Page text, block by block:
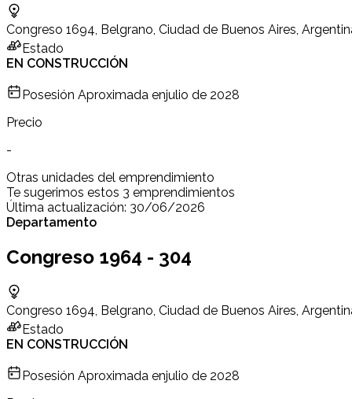
Congreso 1694, Belgrano, Ciudad de Buenos Aires,
Estado
EN CONSTRUCCIÓN
Posesión Aproximada enjulio de 2028
Precio
-
Otras unidades del emprendimiento
Te sugerimos estos 3 emprendimientos
Última actualización: 30/06/2026
Departamento
Congreso 1964 - 304
Congreso 1694, Belgrano, Ciudad de Buenos Aires,
Estado
EN CONSTRUCCIÓN
Posesión Aproximada enjulio de 2028